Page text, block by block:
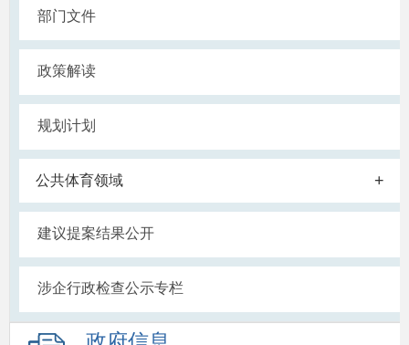
部门文件
政策解读
规划计划
公共体育领域 +
建议提案结果公开
涉企行政检查公示专栏